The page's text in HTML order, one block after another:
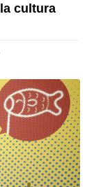
cultura